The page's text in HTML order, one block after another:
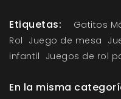
Etiquetas: Gatitos
Rol Juego de mesa
infantil Juegos de rol
En la misma